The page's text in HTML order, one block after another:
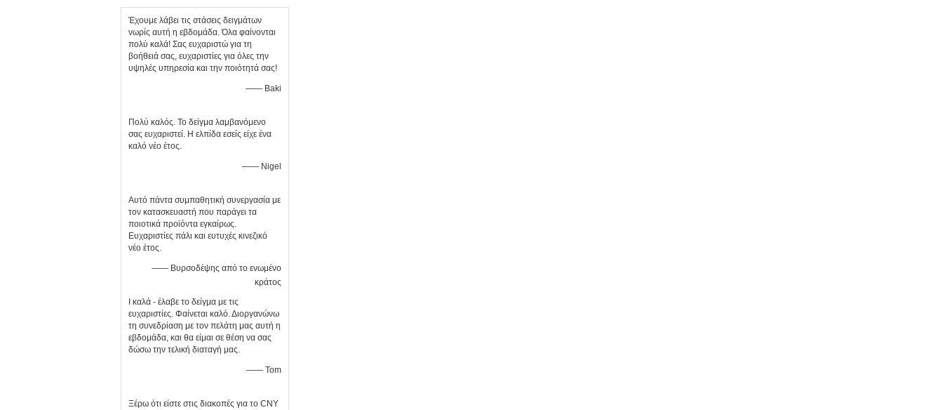
Έχουμε λάβει τις στάσεις δειγμάτων
νωρίς αυτή η εβδομάδα. Όλα φαίνονται
πολύ καλά! Σας ευχαριστώ για τη
βοήθειά σας, ευχαριστίες για όλες την
υψηλές υπηρεσία και την ποιότητά σας!
—— Baki
Πολύ καλός. Το δείγμα λαμβανόμενο
σας ευχαριστεί. Η ελπίδα εσείς είχε ένα
καλό νέο έτος.
—— Nigel
Αυτό πάντα συμπαθητική συνεργασία με
τον κατασκευαστή που παράγει τα
ποιοτικά προϊόντα εγκαίρως.
Ευχαριστίες πάλι και ευτυχές κινεζικό
νέο έτος.
—— Βυρσοδέψης από το ενωμένο
κράτος
Ι καλά - έλαβε το δείγμα με τις
ευχαριστίες. Φαίνεται καλό. Διοργανώνω
τη συνεδρίαση με τον πελάτη μας αυτή η
εβδομάδα, και θα είμαι σε θέση να σας
δώσω την τελική διαταγή μας.
—— Tom
Ξέρω ότι είστε στις διακοπές για το CNY